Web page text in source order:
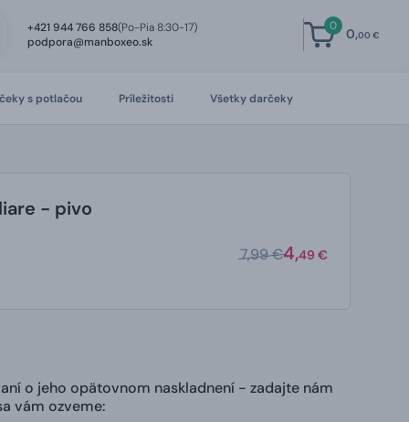
+421 944 766 858(Po-Pia 8:30-17)
podpora@manboxeo.sk
0 0,00 €
s potlačou Príležitosti Všetky darčeky
- pivo
7,99 €4,49 €
o jeho opätovnom naskladnení - zadajte nám
vám ozveme: